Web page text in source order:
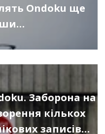
Ondoku ще
Заборона на
кількох
записів…